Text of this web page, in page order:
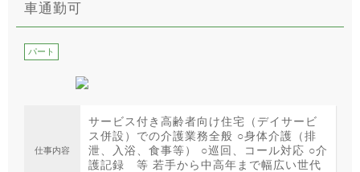
車通勤可
パート
仕事内容
サービス付き高齢者向け住宅（デイサービ
ス併設）での介護業務全般 ○身体介護（排
泄、入浴、食事等） ○巡回、コール対応 ○介
護記録 等 若手から中高年まで幅広い世代